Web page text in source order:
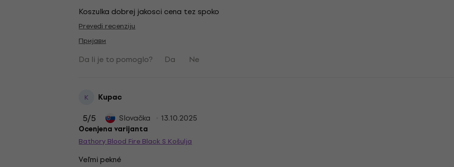
Koszulka dobrej jakosci cena tez spoko
Prevedi recenziju
Пријави
Da li je to pomoglo? Da Ne
K Kupac
5/5 Slovačka 13.10.2025
Ocenjena varijanta
Bathory Blood Fire Black S Košulja
Veľmi pekné